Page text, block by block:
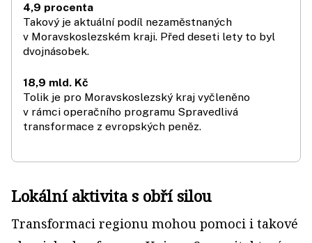
4,9 procenta
Takový je aktuální podíl nezaměstnaných
v Moravskoslezském kraji. Před deseti lety to byl
dvojnásobek.
18,9 mld. Kč
Tolik je pro Morav­skoslezský kraj vyčleněno
v rámci operačního programu Spra­ved­livá
transformace z evropských peněz.
Lokální aktivita s obří silou
Transformaci regionu mohou pomoci i takové